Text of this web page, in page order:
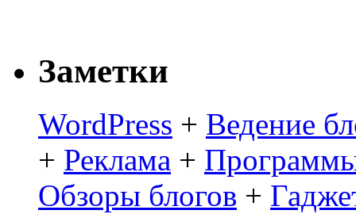
Заметки
WordPress + Ведение
+ Реклама +
Обзоры блогов +